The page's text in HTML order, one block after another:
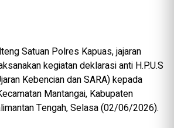
Satuan Polres Kapuas, jajaran
kegiatan deklarasi anti H.P.U.S
Kebencian dan SARA) kepada
Mantangai, Kabupaten
Tengah, Selasa (02/06/2026).